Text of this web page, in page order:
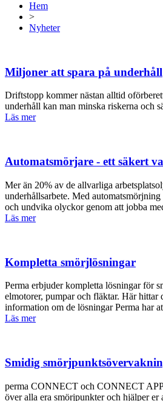
Hem
>
Nyheter
Miljoner att spara på underhåll
Driftstopp kommer nästan alltid
underhåll kan man minska riskerna och
Läs mer
Automatsmörjare - ett säkert
Mer än 20% av de allvarliga
underhållsarbete. Med
och undvika olyckor genom att jobba
Läs mer
Kompletta smörjlösningar
Perma erbjuder kompletta lösningar för
elmotorer, pumpar och fläktar. Här hittar
information om de lösningar Perma har
Läs mer
Smidig
perma CONNECT och CONNECT
över alla era smörjpunkter och hjälper er